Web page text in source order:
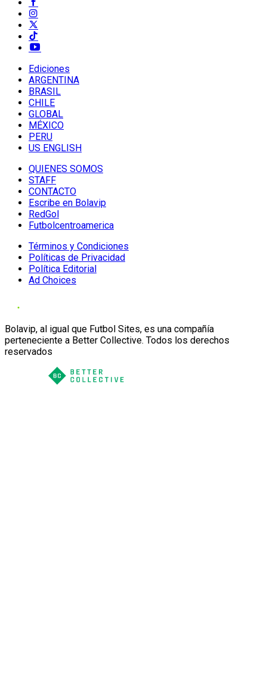
Ediciones
ARGENTINA
BRASIL
CHILE
GLOBAL
MÉXICO
PERU
US ENGLISH
QUIENES SOMOS
STAFF
CONTACTO
Escribe en Bolavip
RedGol
Futbolcentroamerica
Términos y Condiciones
Políticas de Privacidad
Política Editorial
Ad Choices
Bolavip, al igual que Futbol Sites, es una compañía
perteneciente a Better Collective. Todos los derechos
reservados